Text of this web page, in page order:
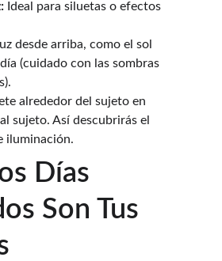
Ideal para siluetas o efectos
desde arriba, como el sol
(cuidado con las sombras
alrededor del sujeto en
sujeto. Así descubrirás el
iluminación.
Días
Son Tus